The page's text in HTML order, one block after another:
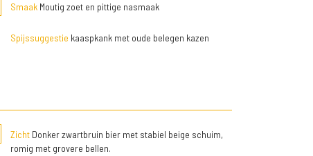
SmaakMoutig zoet en pittige nasmaak
Spijssuggestie kaaspkank met oude belegen kazen
ZichtDonker zwartbruin bier met stabiel beige schuim,
romig met grovere bellen.